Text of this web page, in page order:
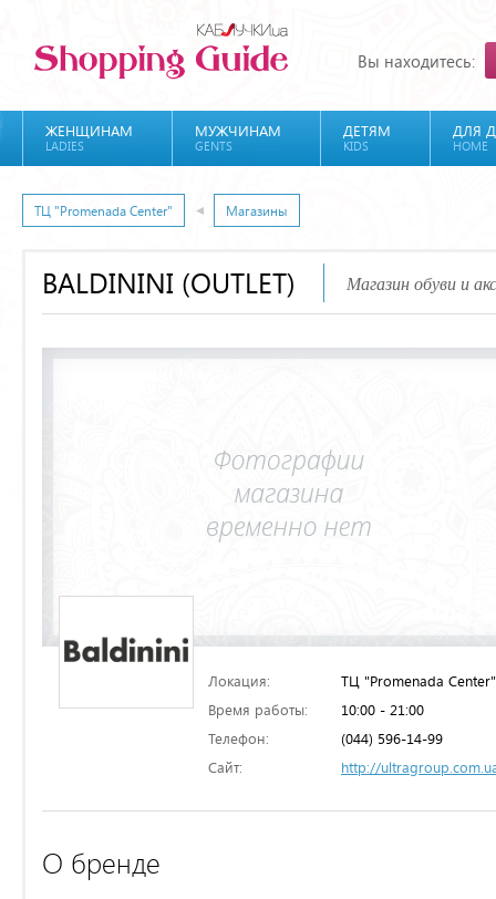
Вы находитесь:
ЖЕНЩИНАМ
LADIES
МУЖЧИНАМ
GENTS
ДЕТЯМ
KIDS
ДЛЯ
HOME
ТЦ "Promenada Center" Магазины
BALDININI (OUTLET) Магазин обуви и
Локация:
ТЦ "Promenada Center"
Время работы:
10:00 - 21:00
Телефон:
(044) 596-14-99
Сайт:
http://
О бренде